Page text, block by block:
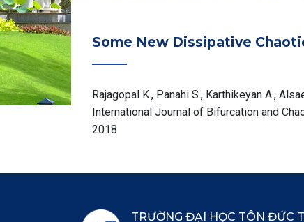
Some New Dissipative
Rajagopal K., Panahi S., Karthikeyan A.,
International Journal of Bifurcation and
2018
TRƯỜNG ĐẠI HỌC TÔN ĐỨC